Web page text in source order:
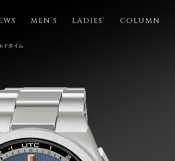
MEN’S LADIES’ COLUMN
ドタイム